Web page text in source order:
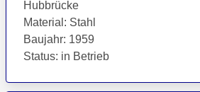
Hubbrücke
Material : Stahl
Baujahr: 1959
Status: in Betrieb